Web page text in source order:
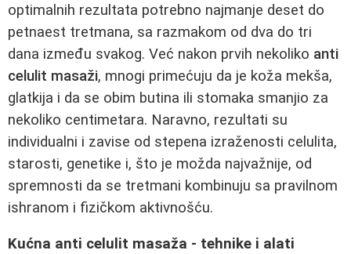
optimalnih rezultata potrebno najmanje deset do
petnaest tretmana, sa razmakom od dva do tri
dana između svakog. Već nakon prvih nekoliko anti
celulit masaži, mnogi primećuju da je koža mekša,
glatkija i da se obim butina ili stomaka smanjio za
nekoliko centimetara. Naravno, rezultati su
individualni i zavise od stepena izraženosti celulita,
starosti, genetike i, što je možda najvažnije, od
spremnosti da se tretmani kombinuju sa pravilnom
ishranom i fizičkom aktivnošću.
Kućna anti celulit masaža - tehnike i alati